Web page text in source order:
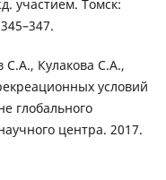
участием. Томск:
Кулакова С.А.,
условий
глобального
центра. 2017.